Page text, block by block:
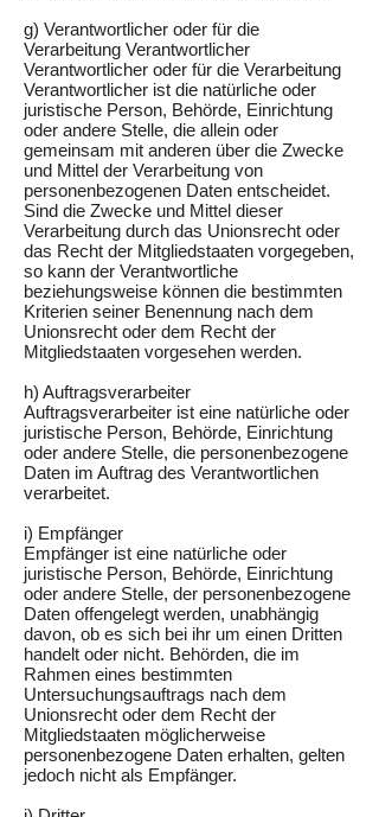
g) Verantwortlicher oder für die
Verarbeitung Verantwortlicher
Verantwortlicher oder für die Verarbeitung
Verantwortlicher ist die natürliche oder
juristische Person, Behörde, Einrichtung
oder andere Stelle, die allein oder
gemeinsam mit anderen über die Zwecke
und Mittel der Verarbeitung von
personenbezogenen Daten entscheidet.
Sind die Zwecke und Mittel dieser
Verarbeitung durch das Unionsrecht oder
das Recht der Mitgliedstaaten vorgegeben,
so kann der Verantwortliche
beziehungsweise können die bestimmten
Kriterien seiner Benennung nach dem
Unionsrecht oder dem Recht der
Mitgliedstaaten vorgesehen werden.
h) Auftragsverarbeiter
Auftragsverarbeiter ist eine natürliche oder
juristische Person, Behörde, Einrichtung
oder andere Stelle, die personenbezogene
Daten im Auftrag des Verantwortlichen
verarbeitet.
i) Empfänger
Empfänger ist eine natürliche oder
juristische Person, Behörde, Einrichtung
oder andere Stelle, der personenbezogene
Daten offengelegt werden, unabhängig
davon, ob es sich bei ihr um einen Dritten
handelt oder nicht. Behörden, die im
Rahmen eines bestimmten
Untersuchungsauftrags nach dem
Unionsrecht oder dem Recht der
Mitgliedstaaten möglicherweise
personenbezogene Daten erhalten, gelten
jedoch nicht als Empfänger.